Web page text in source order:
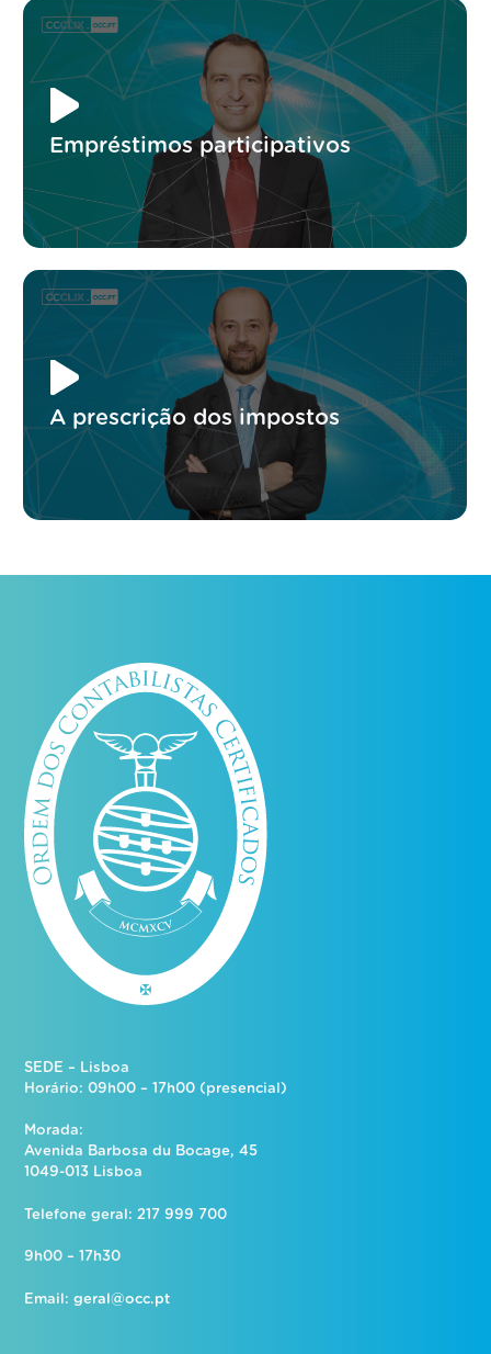
Empréstimos participativos
A prescrição dos impostos
SEDE – Lisboa
Horário: 09h00 – 17h00 (presencial)
Morada:
Avenida Barbosa du Bocage, 45
1049-013 Lisboa
Telefone geral: 217 999 700
9h00 – 17h30
Email:geral@occ.pt